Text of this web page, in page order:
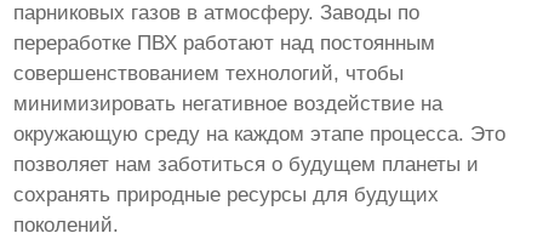
парниковых газов в атмосферу. Заводы по
переработке ПВХ работают над постоянным
совершенствованием технологий, чтобы
минимизировать негативное воздействие на
окружающую среду на каждом этапе процесса. Это
позволяет нам заботиться о будущем планеты и
сохранять природные ресурсы для будущих
поколений.